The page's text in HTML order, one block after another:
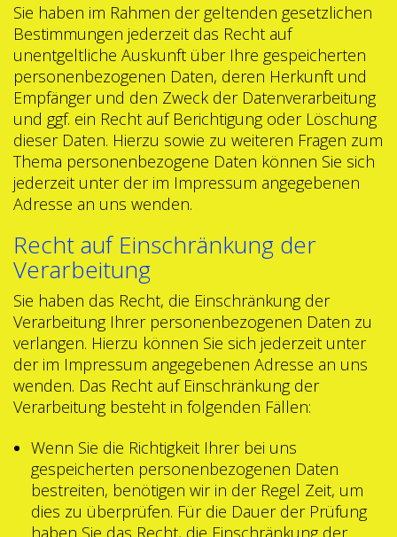
Sie haben im Rahmen der geltenden gesetzlichen
Bestimmungen jederzeit das Recht auf
unentgeltliche Auskunft über Ihre gespeicherten
personenbezogenen Daten, deren Herkunft und
Empfänger und den Zweck der Datenverarbeitung
und ggf. ein Recht auf Berichtigung oder Löschung
dieser Daten. Hierzu sowie zu weiteren Fragen zum
Thema personenbezogene Daten können Sie sich
jederzeit unter der im Impressum angegebenen
Adresse an uns wenden.
Recht auf Einschränkung der
Verarbeitung
Sie haben das Recht, die Einschränkung der
Verarbeitung Ihrer personenbezogenen Daten zu
verlangen. Hierzu können Sie sich jederzeit unter
der im Impressum angegebenen Adresse an uns
wenden. Das Recht auf Einschränkung der
Verarbeitung besteht in folgenden Fällen:
Wenn Sie die Richtigkeit Ihrer bei uns
gespeicherten personenbezogenen Daten
bestreiten, benötigen wir in der Regel Zeit, um
dies zu überprüfen. Für die Dauer der Prüfung
haben Sie das Recht, die Einschränkung der